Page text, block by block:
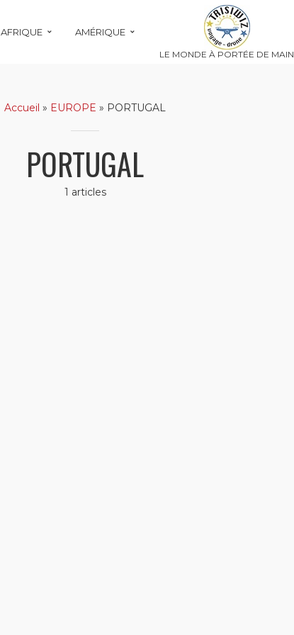
AFRIQUE AMÉRIQUE
LE MONDE À PORTÉE DE MAIN
Accueil » EUROPE » PORTUGAL
PORTUGAL
1 articles